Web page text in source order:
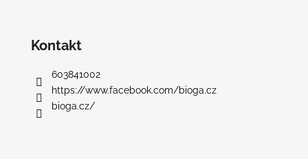
Kontakt
603841002
https://www.facebook.com/bioga.cz
bioga.cz/